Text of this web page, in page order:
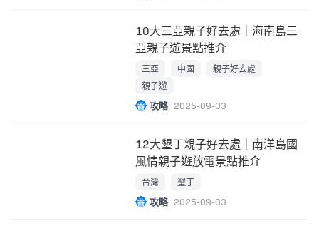
10大三亞親子好去處｜海南島三
亞親子遊景點推介
三亞 中國
親子好去處
親子遊
攻略 2025-09-03
12大墾丁親子好去處｜南洋島國
風情親子遊放電景點推介
台灣 墾丁
攻略 2025-09-03